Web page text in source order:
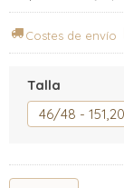
Costes de envío
Talla